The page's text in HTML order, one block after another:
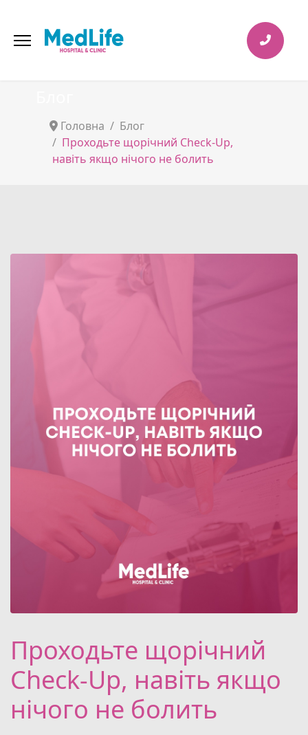
Головна
Блог
Проходьте щорічний Check-Up,
навіть якщо нічого не болить
Проходьте щорічний
Check-Up, навіть якщо
нічого не болить